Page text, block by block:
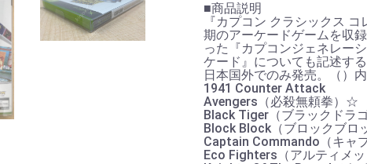
カートへ進む
■商品説明
『カプコン クラシックス
期のアーケードゲームを収
った『カプコンジェネレー
ケード』についても記述する
日本国外でのみ発売。（）
1941 Counter Attack
Avengers（必殺無頼拳）☆
Black Tiger（ブラックドラ
Block Block（ブロックブロ
Captain Commando（キャ
Eco Fighters（アルティメ